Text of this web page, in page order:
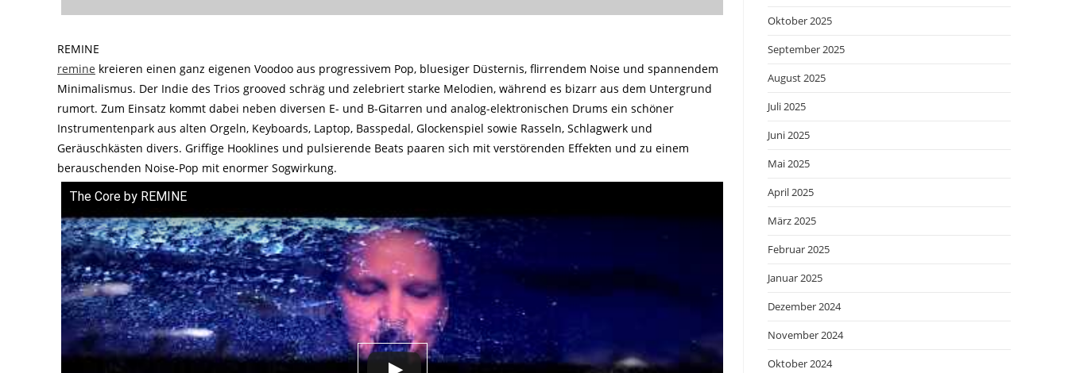
REMINE
remine kreieren einen ganz eigenen Voodoo aus progressivem Pop, bluesiger Düsternis, flirrendem Noise und spannendem
Minimalismus. Der Indie des Trios grooved schräg und zelebriert starke Melodien, während es bizarr aus dem Untergrund
rumort. Zum Einsatz kommt dabei neben diversen E- und B-Gitarren und analog-elektronischen Drums ein schöner
Instrumentenpark aus alten Orgeln, Keyboards, Laptop, Basspedal, Glockenspiel sowie Rasseln, Schlagwerk und
Geräuschkästen divers. Griffige Hooklines und pulsierende Beats paaren sich mit verstörenden Effekten und zu einem
berauschenden Noise-Pop mit enormer Sogwirkung.
The Core by REMINE
Oktober 2025
September 2025
August 2025
Juli 2025
Juni 2025
Mai 2025
April 2025
März 2025
Februar 2025
Januar 2025
Dezember 2024
November 2024
Oktober 2024